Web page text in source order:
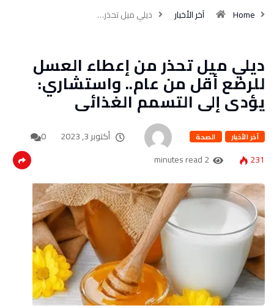
Home آخر الأخبار ديلي ميل تحذر…
ديلي ميل تحذر من إعطاء العسل
للرضع أقل من عام.. واستشاري:
يؤدى إلى التسمم الغذائى
آخر الأخبار الصحة أكتوبر 3, 2023
0
231
2 minutes read